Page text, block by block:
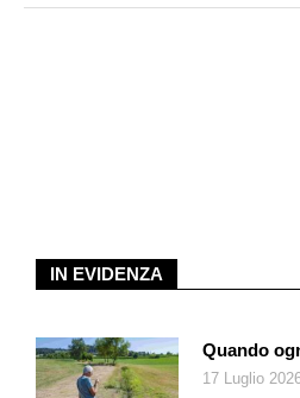
reimmessa nel lago a una
inferiore (circa tre gradi in meno).
acque nel settore dei politecnici
creano impatti negativi
IN EVIDENZA
Quando
17 Luglio